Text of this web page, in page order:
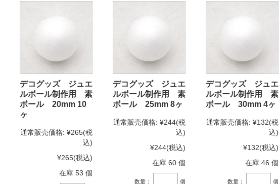
デコグッズ ジュエ
ルボール制作用 素
ボール 20mm 10
ヶ
通常販売価格: ¥265(税
込)
¥265(税込)
在庫 53 個
デコグッズ ジュエ
ルボール制作用 素
ボール 25mm 8ヶ
通常販売価格: ¥244(税
込)
¥244(税込)
在庫 60 個
数量： 個
デコグッズ ジュエ
ルボール制作用 素
ボール 30mm 4ヶ
通常販売価格: ¥132(税
込)
¥132(税込)
在庫 46 個
数量： 個